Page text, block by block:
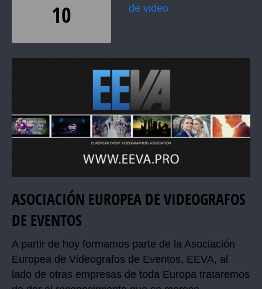
10
de video
ASOCIACIÓN EUROPEA DE VIDEOGRAFOS
DE EVENTOS
A partir de hoy formamos parte de la Asociación
Europea de Videografos de Eventos, EEVA, al
lado de otras empresas de toda Europa trataremos